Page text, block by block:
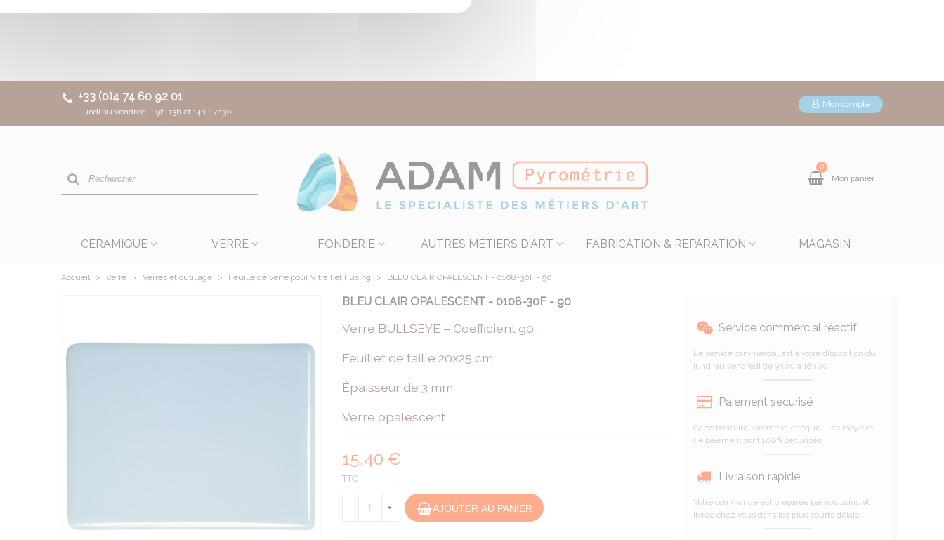
+33 (0)4 74 60 92 01
Lundi au vendredi - 9h-13h et 14h-17h30
Mon compte
0
Mon panier
CÉRAMIQUE VERRE FONDERIE AUTRES MÉTIERS D'ART FABRICATION & REPARATION MAGASIN
Accueil > Verre > Verres et outillage > Feuille de verre pour Vitrail et Fusing > BLEU CLAIR OPALESCENT - 0108-30F - 90
BLEU CLAIR OPALESCENT - 0108-30F - 90
Verre BULLSEYE – Coefficient 90
Feuillet de taille 20x25 cm
Épaisseur de 3 mm
Verre opalescent
15,40 €
TTC
- + AJOUTER AU PANIER
Service commercial réactif
Le service commercial est à votre disposition du
lundi au vendredi de 9h00 à 18h00
Paiement sécurisé
Carte bancaire, virement, chèque... les moyens
de paiement sont 100% sécurisés
Livraison rapide
Votre commande est préparée par nos soins et
livrée chez vous dans les plus courts délais